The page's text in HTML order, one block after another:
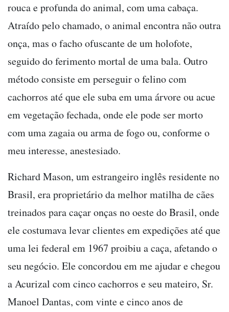
rouca e profunda do animal, com uma cabaça.
Atraído pelo chamado, o animal encontra não outra
onça, mas o facho ofuscante de um holofote,
seguido do ferimento mortal de uma bala. Outro
método consiste em perseguir o felino com
cachorros até que ele suba em uma árvore ou acue
em vegetação fechada, onde ele pode ser morto
com uma zagaia ou arma de fogo ou, conforme o
meu interesse, anestesiado.
Richard Mason, um estrangeiro inglês residente no
Brasil, era proprietário da melhor matilha de cães
treinados para caçar onças no oeste do Brasil, onde
ele costumava levar clientes em expedições até que
uma lei federal em 1967 proibiu a caça, afetando o
seu negócio. Ele concordou em me ajudar e chegou
a Acurizal com cinco cachorros e seu mateiro, Sr.
Manoel Dantas, com vinte e cinco anos de